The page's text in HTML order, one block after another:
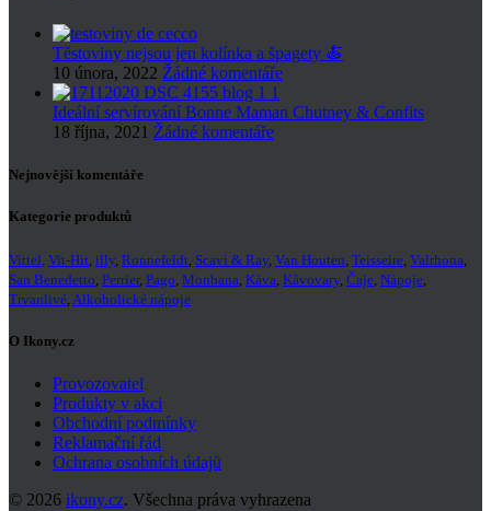
Těstoviny nejsou jen kolínka a špagety 🍝
10 února, 2022 Žádné komentáře
Ideální servírování Bonne Maman Chutney & Confits
18 října, 2021 Žádné komentáře
Nejnovější komentáře
Kategorie produktů
Vittel, Vit-Hit, illy, Ronnefeldt, Scavi & Ray, Van Houten, Teisseire, Valrhona,
San Benedetto, Perrier, Pago, Monbana, Káva, Kávovary, Čaje, Nápoje,
Trvanlivé, Alkoholické nápoje
O Ikony.cz
Provozovatel
Produkty v akci
Obchodní podmínky
Reklamační řád
Ochrana osobních údajů
© 2026 ikony.cz. Všechna práva vyhrazena